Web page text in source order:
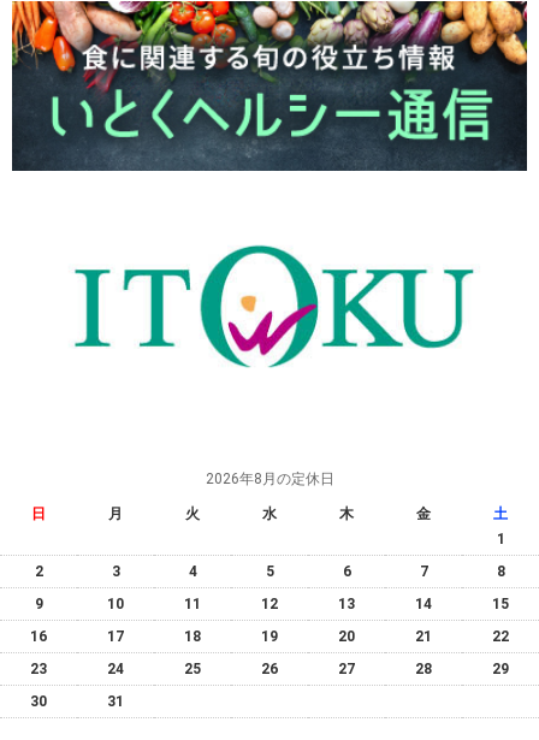
2026年8月の定休日
日 月 火 水 木 金
土
1
2
3 4 5 6 7
8
9
10 11 12 13 14
15
16
17 18 19 20 21
22
23
24 25 26 27 28
29
30
31